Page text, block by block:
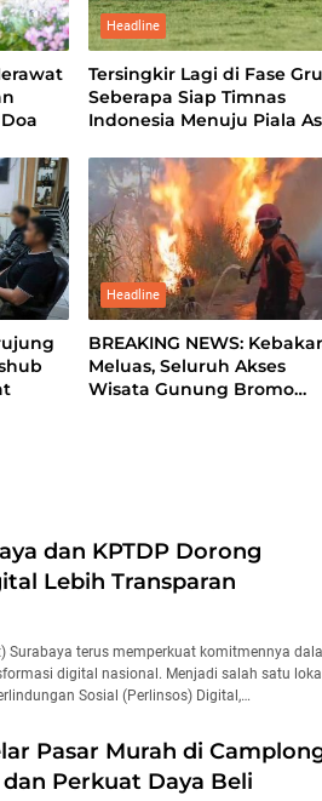
Headline
Tersingkir Lagi di Fase
Seberapa Siap Timnas
Indonesia Menuju Piala
Headline
BREAKING NEWS:
Meluas, Seluruh Akses
Wisata Gunung Bromo
dan KPTDP Dorong
Lebih Transparan
Surabaya terus memperkuat komitmennya
digital nasional. Menjadi salah satu
Sosial (Perlinsos) Digital,…
Pasar Murah di
Perkuat Daya Beli